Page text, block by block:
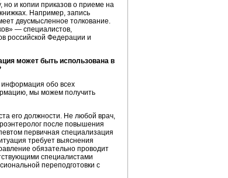
но и копии приказов о приеме на
Например, запись
двусмысленное толкование.
— специалистов,
российской Федерации и
может быть использована в
информация обо всех
мы можем получить
его должности. Не любой врач,
после повышения
первичная специализация
требует выяснения
обязательно проводит
специалистами
переподготовки с